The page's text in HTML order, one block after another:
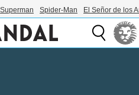
Superman Spider-Man El Señor de los